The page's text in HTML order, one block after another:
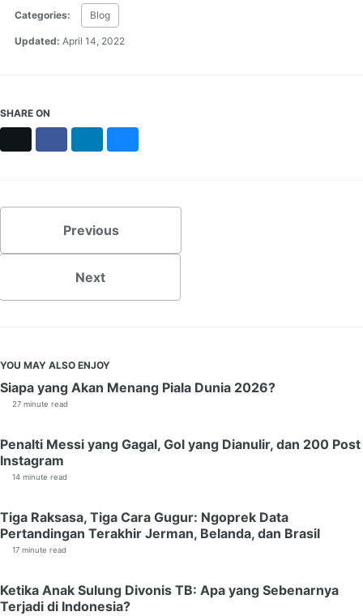
Categories: Blog
Updated: April 14, 2022
SHARE ON
Previous
Next
YOU MAY ALSO ENJOY
Siapa yang Akan Menang Piala Dunia 2026?
27 minute read
Penalti Messi yang Gagal, Gol yang Dianulir, dan 200 Post
Instagram
14 minute read
Tiga Raksasa, Tiga Cara Gugur: Ngoprek Data
Pertandingan Terakhir Jerman, Belanda, dan Brasil
17 minute read
Ketika Anak Sulung Divonis TB: Apa yang Sebenarnya
Terjadi di Indonesia?